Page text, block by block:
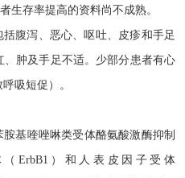
生存率提高的资料尚不成熟。
括腹泻、恶心、呕吐、皮疹和手足
肿及手足不适。少部分患者有心
吸短促）。
胺基喹唑啉类受体酪氨酸激酶抑制
ErbB1）和人表皮因子受体